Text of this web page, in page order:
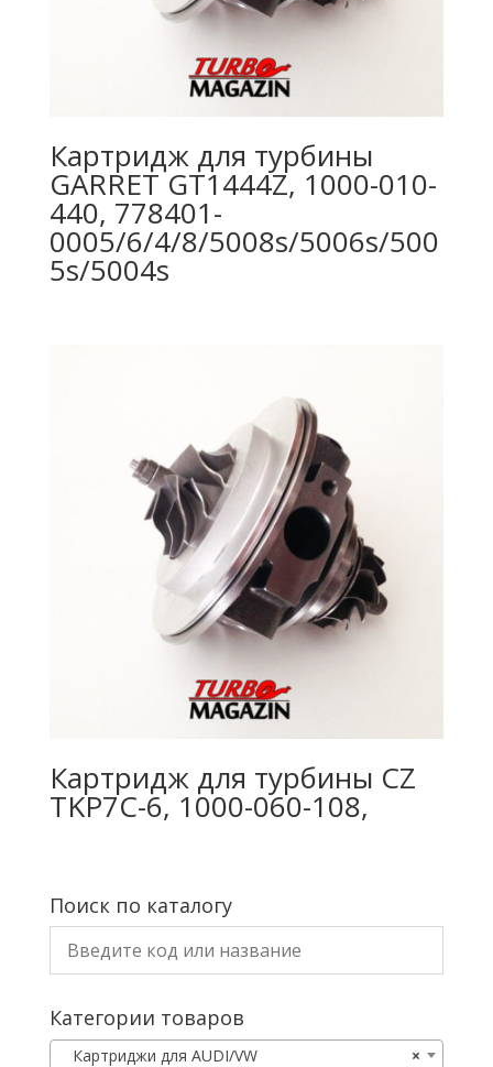
Картридж для турбины
GARRET GT1444Z, 1000-010-
440, 778401-
0005/6/4/8/5008s/5006s/500
5s/5004s
Картридж для турбины CZ
TKP7C-6, 1000-060-108,
Поиск по каталогу
Категории товаров
×
Картриджи для AUDI/VW